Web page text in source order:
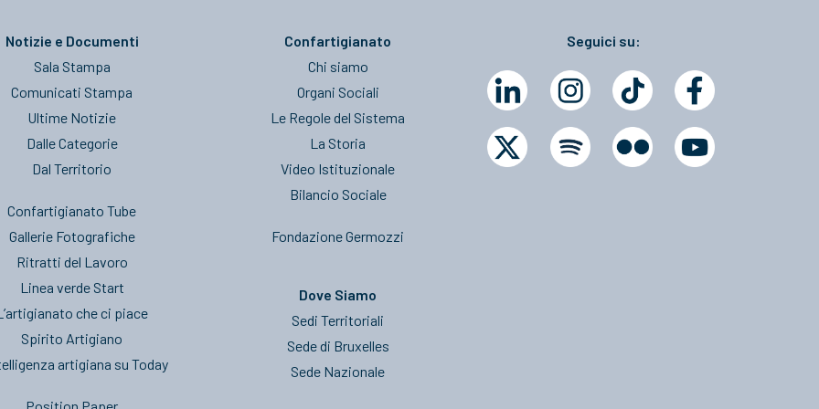
Notizie e Documenti
Sala Stampa
Comunicati Stampa
Ultime Notizie
Dalle Categorie
Dal Territorio
Confartigianato Tube
Gallerie Fotografiche
Ritratti del Lavoro
Linea verde Start
che ci piace
Spirito Artigiano
artigiana su Today
Confartigianato
Chi siamo
Organi Sociali
Le Regole del Sistema
La Storia
Video Istituzionale
Bilancio Sociale
Fondazione Germozzi
Dove Siamo
Sedi Territoriali
Sede di Bruxelles
Sede Nazionale
Seguici su: